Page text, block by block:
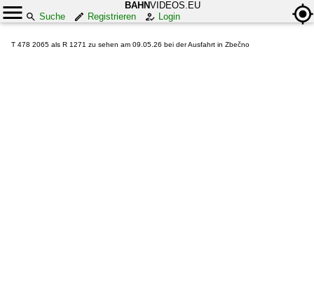
BAHNVIDEOS.EU
Suche
Registrieren Login
T 478 2065 als R 1271 zu sehen am 09.05.26 bei der Ausfahrt in Zbečno